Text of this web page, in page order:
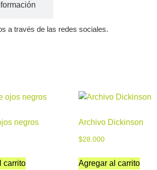
a través de las redes sociales.
negros
carrito
Archivo Dickinson
$28.000
Agregar al carrito